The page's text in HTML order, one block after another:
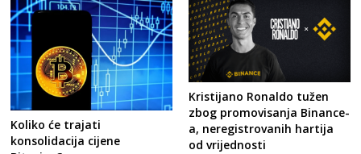
Koliko će trajati
konsolidacija cijene
Kristijano Ronaldo tužen
zbog promovisanja Binance-
a, neregistrovanih hartija
od vrijednosti
Post
navigation